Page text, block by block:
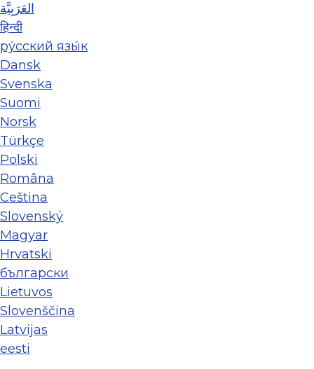
العَرَبِيَّة
हिन्दी
ру́сский язы́к
Dansk
Svenska
Suomi
Norsk
Türkçe
Polski
Româna
Ceština
Slovenský
Magyar
Hrvatski
български
Lietuvos
Slovenščina
Latvijas
eesti